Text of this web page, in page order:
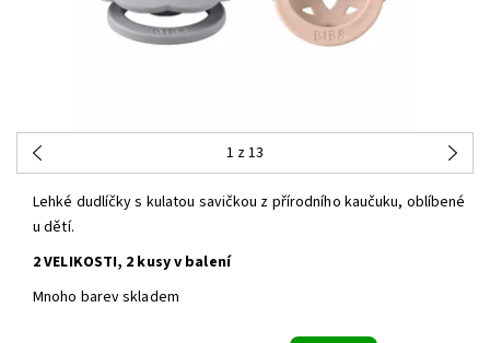
1 z 13
Lehké dudlíčky s kulatou savičkou z přírodního kaučuku, oblíbené
u dětí.
2 VELIKOSTI, 2 kusy v balení
Mnoho barev skladem